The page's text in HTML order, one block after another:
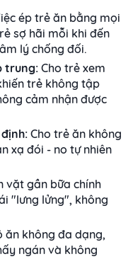
ép trẻ ăn bằng mọi
sợ hãi mỗi khi đến
lý chống đối.
trung: Cho trẻ xem
trẻ không tập
cảm nhận được
Cho trẻ ăn không
xạ đói - no tự nhiên
vặt gần bữa chính
"lưng lửng", không
ăn không đa dạng,
ngán và không